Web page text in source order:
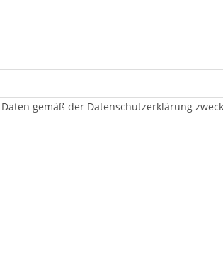
gemäß der Datenschutzerklärung